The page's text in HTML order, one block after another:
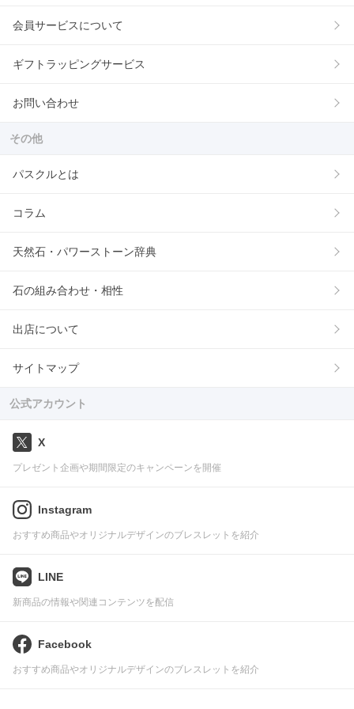
会員サービスについて
ギフトラッピングサービス
お問い合わせ
その他
パスクルとは
コラム
天然石・パワーストーン辞典
石の組み合わせ・相性
出店について
サイトマップ
公式アカウント
X
プレゼント企画や期間限定のキャンペーンを開催
Instagram
おすすめ商品やオリジナルデザインのブレスレットを紹介
LINE
新商品の情報や関連コンテンツを配信
Facebook
おすすめ商品やオリジナルデザインのブレスレットを紹介